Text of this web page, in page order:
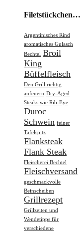
Filetstückchen…
Argentinisches Rind
aromatisches Gulasch
Bechtel Broil
King
Büffelfleisch
Den Grill richtig
anfeuern Dry-Aged
Steaks wie Rib-Eye
Duroc
Schwein feiner
Tafelspitz
Flanksteak
Flank Steak
Fleischerei Bechtel
Fleischversand
geschmackvolle
Beinscheiben
Grillrezept
Grillzeiten und
Wendetipps für
verschiedene